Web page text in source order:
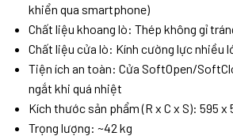
khiển qua smartphone)
Chất liệu khoang lò: Thép không gỉ
Chất liệu cửa lò: Kính cường lực nhiều
Tiện ích an toàn: Cửa SoftOpen/
ngắt khi quá nhiệt
Kích thước sản phẩm (R x C x S): 595 x
Trọng lượng: ~42 kg